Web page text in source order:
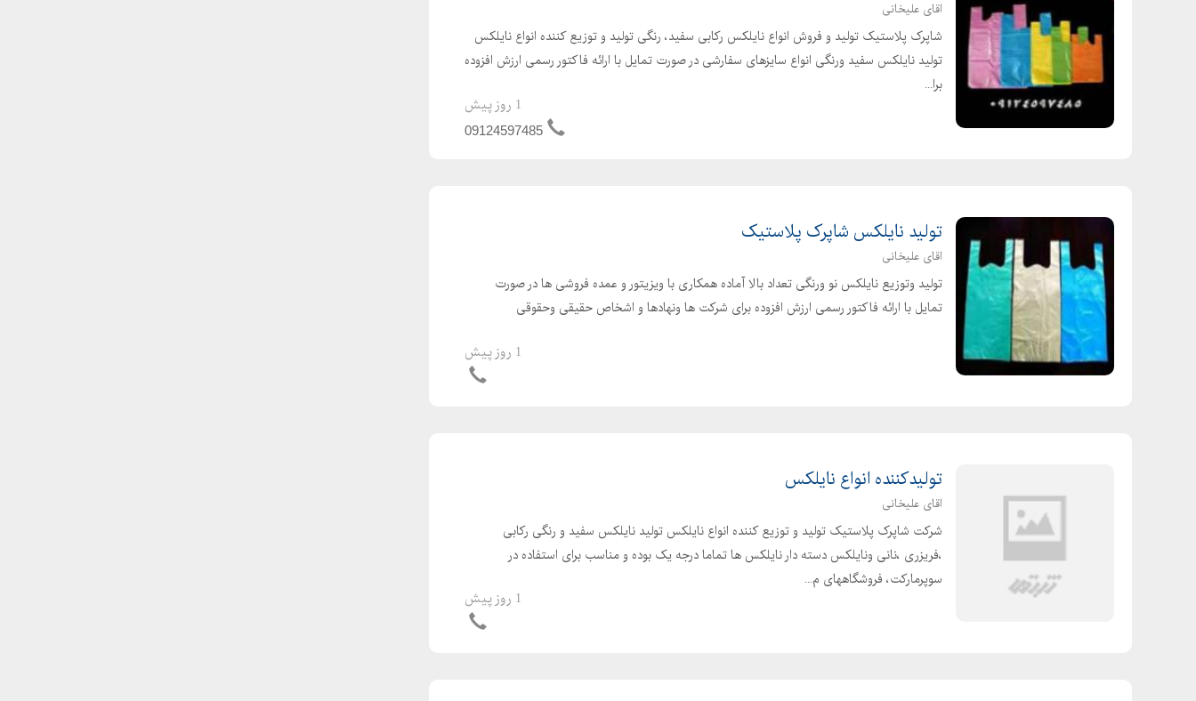
اقای علیخانی
شاپرک پلاستیک تولید و فروش انواع نایلکس رکابی سفید، رنگی تولید و توزیع کننده انواع نایلکس
تولید نایلکس سفید ورنگی انواع سایزهای سفارشی در صورت تمایل با ارائه فاکتور رسمی ارزش افزوده
برا...
1 روز پیش
09124597485
تولید نایلکس شاپرک پلاستیک
اقای علیخانی
تولید وتوزیع نایلکس نو ورنگی تعداد بالا آماده همکاری با ویزیتور و عمده فروشی ها در صورت
تمایل با ارائه فاکتور رسمی ارزش افزوده برای شرکت ها ونهادها و اشخاص حقیقی وحقوقی
1 روز پیش
تولیدکننده انواع نایلکس
اقای علیخانی
شرکت شاپرک پلاستیک تولید و توزیع کننده انواع نایلکس تولید نایلکس سفید و رنگی رکابی
،فریزری ،نانی ونایلکس دسته دار نایلکس ها تماما درجه یک بوده و مناسب برای استفاده در
سوپرمارکت، فروشگاههای م...
1 روز پیش